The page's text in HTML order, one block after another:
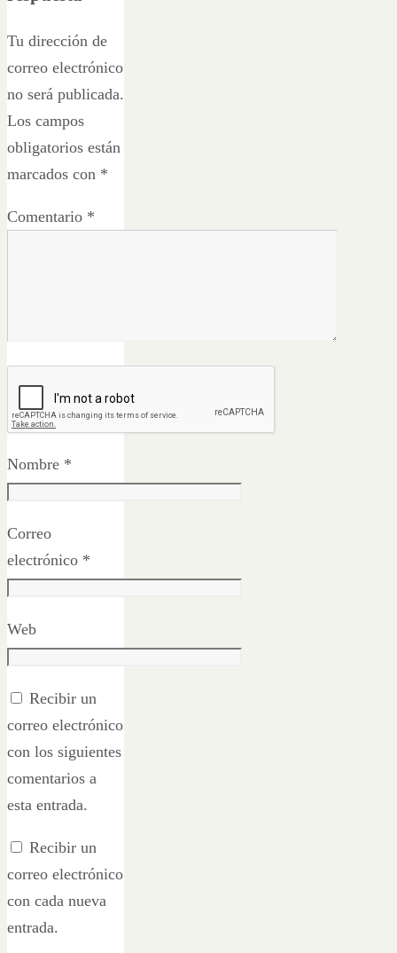
Tu dirección de
correo electrónico
no será publicada.
Los campos
obligatorios están
marcados con *
Comentario *
Nombre *
Correo
electrónico *
Web
Recibir un
correo electrónico
con los siguientes
comentarios a
esta entrada.
Recibir un
correo electrónico
con cada nueva
entrada.